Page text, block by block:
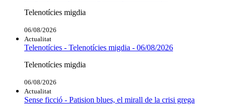
Telenotícies migdia
06/08/2026
Actualitat
Telenotícies - Telenotícies migdia - 06/08/2026
Telenotícies migdia
06/08/2026
Actualitat
Sense ficció - Patision blues, el mirall de la crisi grega